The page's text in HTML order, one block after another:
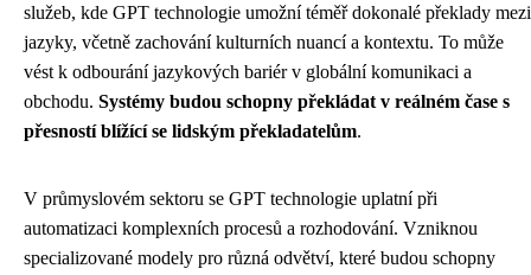
služeb, kde GPT technologie umožní téměř dokonalé překlady mezi
jazyky, včetně zachování kulturních nuancí a kontextu. To může
vést k odbourání jazykových bariér v globální komunikaci a
obchodu. Systémy budou schopny překládat v reálném čase s
přesností blížící se lidským překladatelům.
V průmyslovém sektoru se GPT technologie uplatní při
automatizaci komplexních procesů a rozhodování. Vzniknou
specializované modely pro různá odvětví, které budou schopny